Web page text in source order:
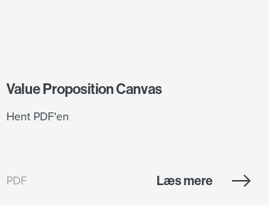
Value Proposition Canvas
Hent PDF'en
PDF Læs mere